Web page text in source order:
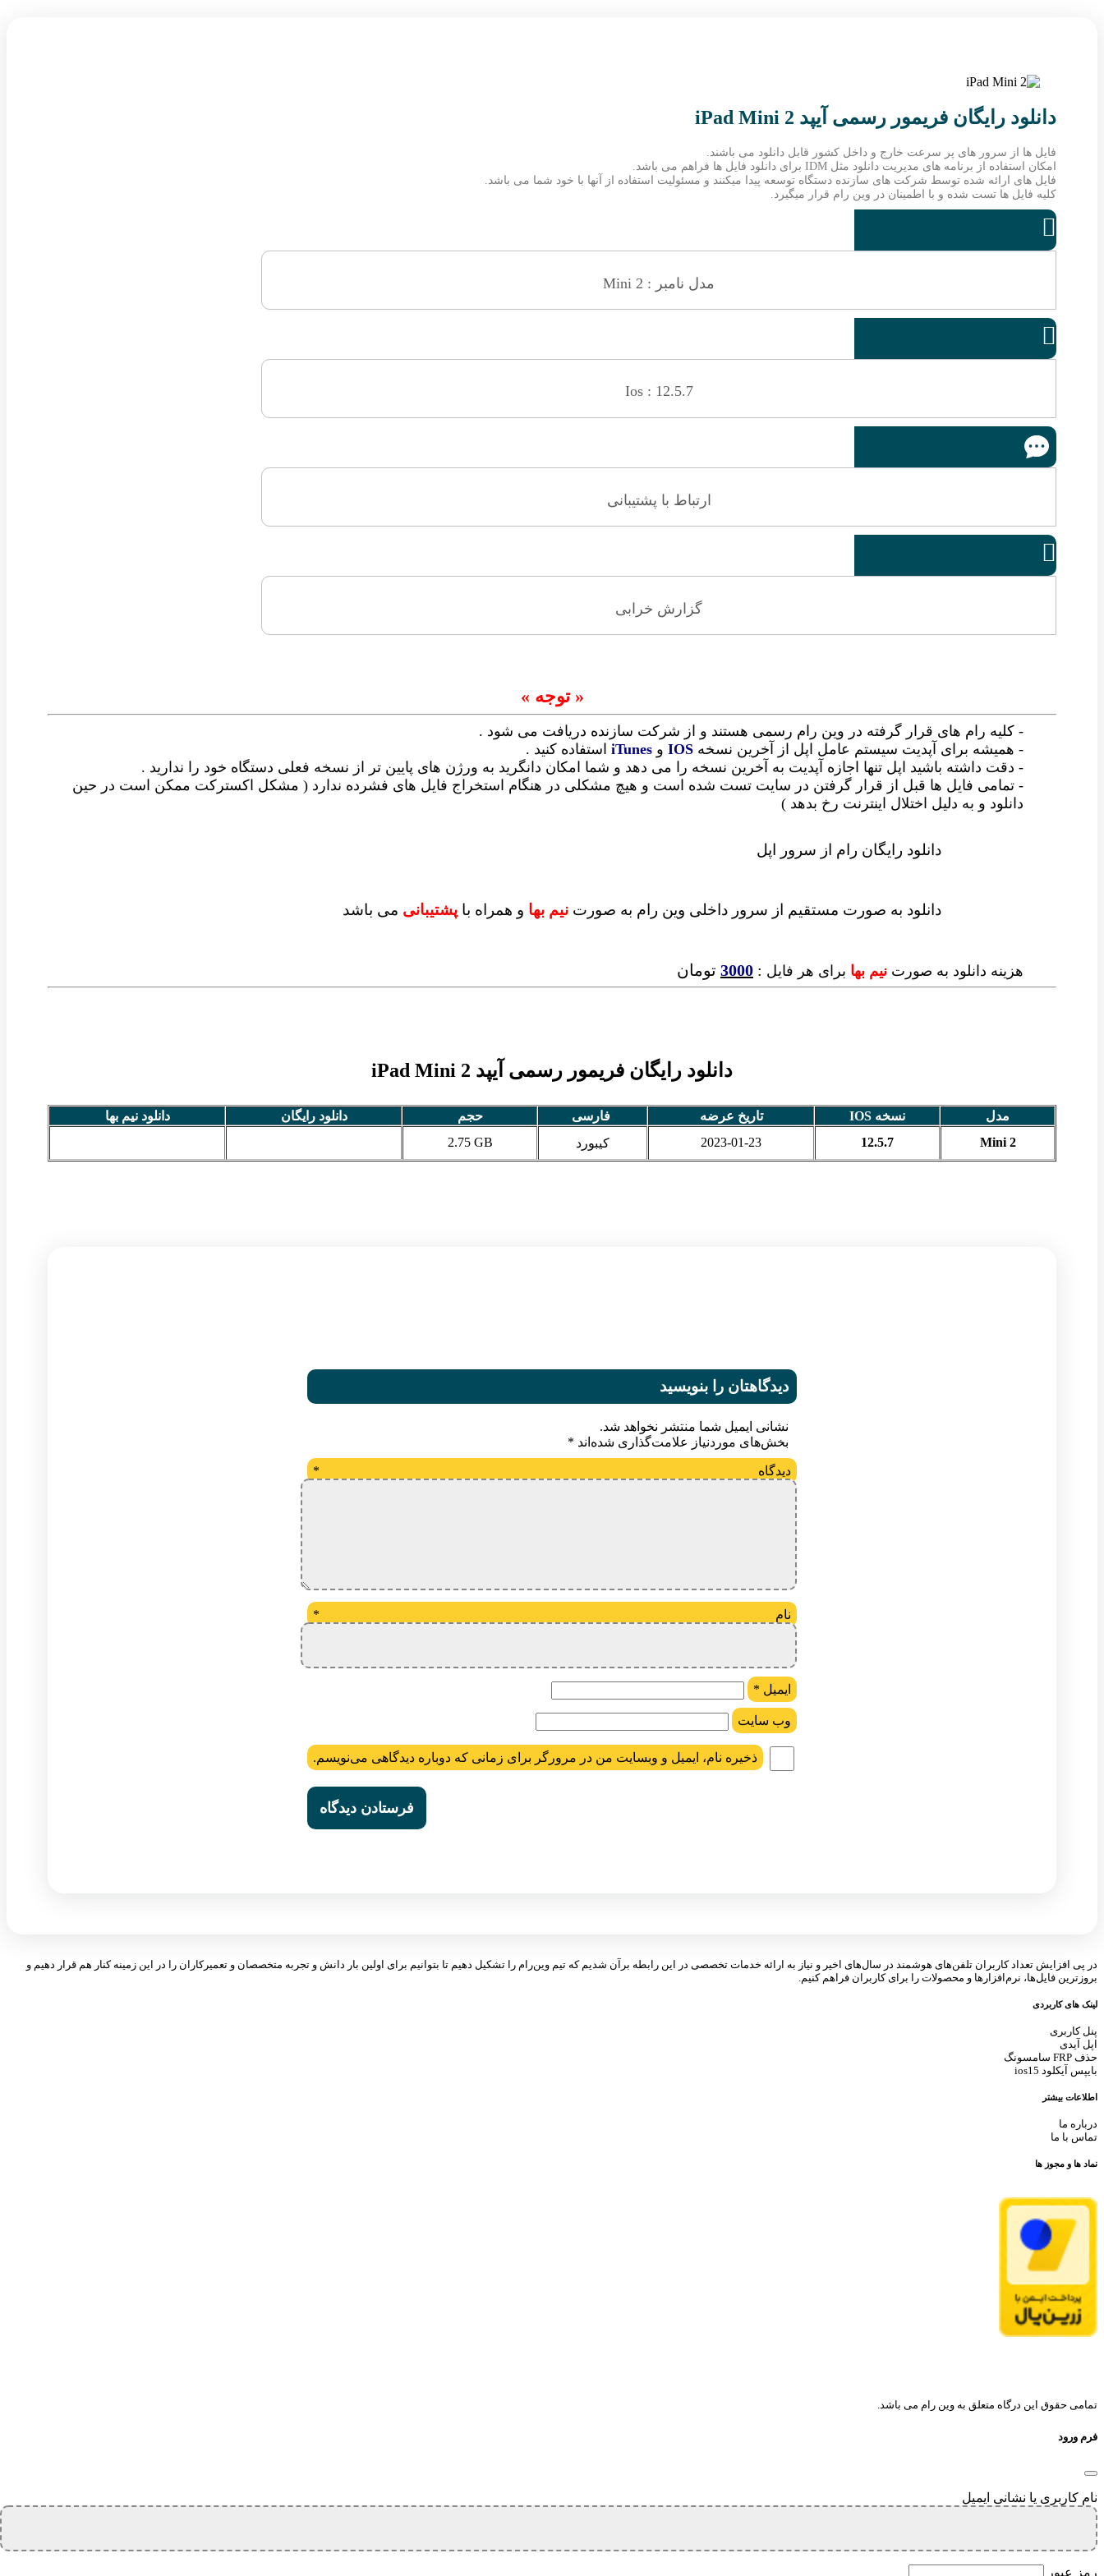
دانلود رایگان فریمور رسمی آیپد iPad Mini 2
فایل ها از سرور های پر سرعت خارج و داخل کشور قابل دانلود می باشند.
امکان استفاده از برنامه های مدیریت دانلود مثل IDM برای دانلود فایل ها فراهم می باشد.
فایل های ارائه شده توسط شرکت های سازنده دستگاه توسعه پیدا میکنند و مسئولیت استفاده از آنها با خود شما می باشد.
کلیه فایل ها تست شده و با اطمینان در وین رام قرار میگیرد.

مدل نامبر : Mini 2

Ios : 12.5.7
ارتباط با پشتیبانی

گزارش خرابی
« توجه »
- کلیه رام های قرار گرفته در وین رام رسمی هستند و از شرکت سازنده دریافت می شود .
- همیشه برای آپدیت سیستم عامل اپل از آخرین نسخه IOS و iTunes استفاده کنید .
- دقت داشته باشید اپل تنها اجازه آپدیت به آخرین نسخه را می دهد و شما امکان دانگرید به ورژن های پایین تر از نسخه فعلی دستگاه خود را ندارید .
- تمامی فایل ها قبل از قرار گرفتن در سایت تست شده است و هیچ مشکلی در هنگام استخراج فایل های فشرده ندارد ( مشکل اکسترکت ممکن است در حین
دانلود و به دلیل اختلال اینترنت رخ بدهد )
دانلود رایگان رام از سرور اپل
دانلود به صورت مستقیم از سرور داخلی وین رام به صورت نیم بها و همراه با پشتیبانی می باشد
هزینه دانلود به صورت نیم بها برای هر فایل :
3000 تومان
دانلود رایگان فریمور رسمی آیپد iPad Mini 2
مدل نسخه IOS تاریخ عرضه فارسی حجم دانلود رایگان
دانلود نیم بها
Mini 2
12.5.7
2023-01-23 کیبورد 2.75 GB
دیدگاهتان را بنویسید
نشانی ایمیل شما منتشر نخواهد شد.
بخش‌های موردنیاز علامت‌گذاری شده‌اند *
دیدگاه *
نام *
ایمیل *
وب‌ سایت
ذخیره نام، ایمیل و وبسایت من در مرورگر برای زمانی که دوباره دیدگاهی می‌نویسم.
در پی افزایش تعداد کاربران تلفن‌های هوشمند در سال‌های اخیر و نیاز به ارائه خدمات تخصصی در این رابطه برآن شدیم که تیم وین‌رام را تشکیل دهیم تا بتوانیم برای اولین بار دانش و تجربه متخصصان و تعمیرکاران را در این زمینه کنار هم قرار دهیم و
بروزترین فایل‌ها، نرم‌افزارها و محصولات را برای کاربران فراهم کنیم.
لینک های کاربردی
پنل کاربری
اپل آیدی
حذف FRP سامسونگ
بایپس آیکلود ios15
اطلاعات بیشتر
درباره ما
تماس با ما
نماد ها و مجوز ها
تمامی حقوق این درگاه متعلق به وین رام می باشد.
فرم ورود
نام کاربری یا نشانی ایمیل
رمز عبور